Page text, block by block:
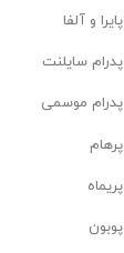
پایرا و آلفا
پدرام‌ سایلنت
پدرام موسمی
پرهام
پریماه
پوبون